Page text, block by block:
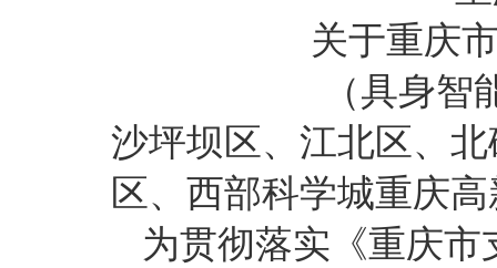
关于重庆
（具身
沙坪坝区、江北区、
区、西部科学城重庆
为贯彻落实《重庆